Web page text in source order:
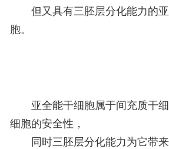
但又具有三胚层分化能力的
胞。
亚全能干细胞属于间充质干
细胞的安全性，
同时三胚层分化能力为它带